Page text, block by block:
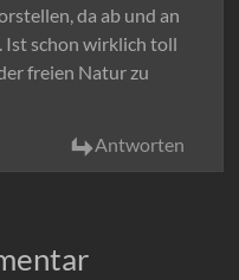
da ab und an
Ist schon wirklich toll
freien Natur zu
Antworten